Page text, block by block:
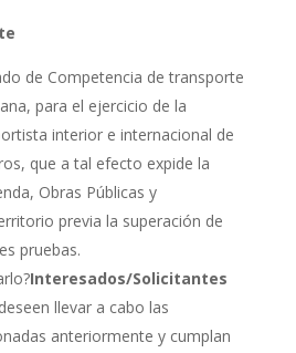
de Competencia de transporte
para el ejercicio de la
interior e internacional de
que a tal efecto expide la
Obras Públicas y
previa la superación de
pruebas.
Interesados/Solicitantes
llevar a cabo las
anteriormente y cumplan